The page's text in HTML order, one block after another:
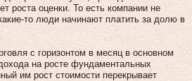
роста оценки. То есть компании не
то люди начинают платить за долю в
с горизонтом в месяц в основном
на росте фундаментальных
им рост стоимости перекрывает